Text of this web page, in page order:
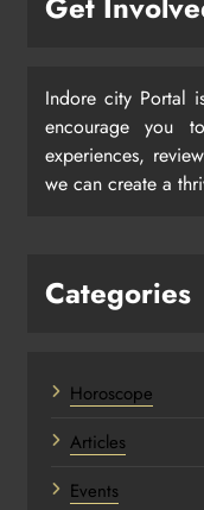
Indore city Portal
encourage you
experiences,
we can create a
Categories
Horoscope
Articles
Events